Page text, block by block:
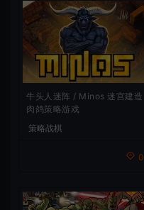
牛头人迷阵 / Minos 迷宫建造
肉鸽策略游戏
策略战棋
0